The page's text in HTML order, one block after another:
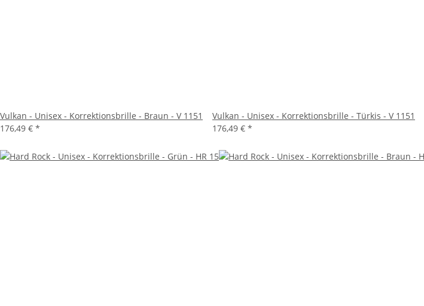
Vulkan - Unisex - Korrektionsbrille - Braun - V 1151
176,49 € *
Vulkan - Unisex - Korrektionsbrille - Türkis - V 1151
176,49 € *